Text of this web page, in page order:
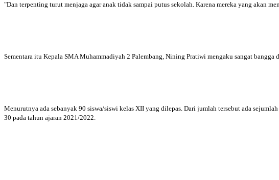
"Dan terpenting turut menjaga agar anak tidak sampai putus sekolah. Karena mereka yang akan
Sementara itu Kepala SMA Muhammadiyah 2 Palembang, Nining Pratiwi mengaku sangat
Menurutnya ada sebanyak 90 siswa/siswi kelas XII yang dilepas. Dari jumlah tersebut ada
30 pada tahun ajaran 2021/2022.